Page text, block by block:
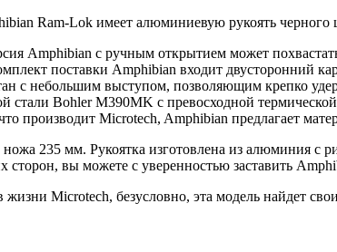
Ram-Lok имеет алюминиевую рукоять
Amphibian с ручным открытием может
поставки Amphibian входит двусторонний
с небольшим выступом, позволяющим крепко
Bohler M390MK с превосходной
производит Microtech, Amphibian предлагает
235 мм. Рукоятка изготовлена ​​из алюминия с
вы можете с уверенностью заставить
Microtech, безусловно, эта модель найдет